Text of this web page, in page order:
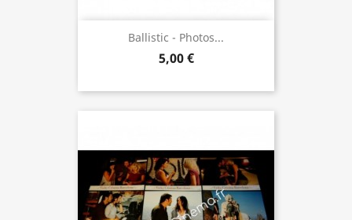
Ballistic - Photos...
5,00 €